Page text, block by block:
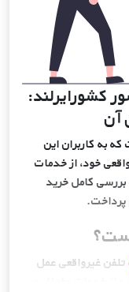
کشورایرلند:
آن
به کاربران این
خود، از خدمات
بررسی کامل خرید
پرداخت.
غیرواقعی عمل
از خدمات مختلف در